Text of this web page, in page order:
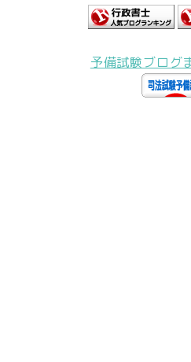
予備試験ブログ